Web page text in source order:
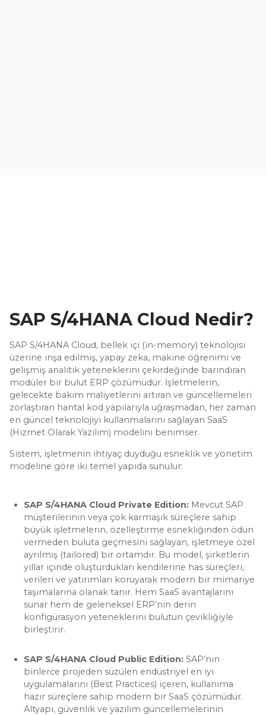
SAP S/4HANA Cloud Nedir?
SAP S/4HANA Cloud, bellek içi (in-memory) teknolojisi
üzerine inşa edilmiş, yapay zeka, makine öğrenimi ve
gelişmiş analitik yeteneklerini çekirdeğinde barındıran
modüler bir bulut ERP çözümüdür. İşletmelerin,
gelecekte bakım maliyetlerini artıran ve güncellemeleri
zorlaştıran hantal kod yapılarıyla uğraşmadan, her zaman
en güncel teknolojiyi kullanmalarını sağlayan SaaS
(Hizmet Olarak Yazılım) modelini benimser.
Sistem, işletmenin ihtiyaç duyduğu esneklik ve yönetim
modeline göre iki temel yapıda sunulur:
SAP S/4HANA Cloud Private Edition: Mevcut SAP
müşterilerinin veya çok karmaşık süreçlere sahip
büyük işletmelerin, özelleştirme esnekliğinden ödün
vermeden buluta geçmesini sağlayan, işletmeye özel
ayrılmış (tailored) bir ortamdır. Bu model, şirketlerin
yıllar içinde oluşturdukları kendilerine has süreçleri,
verileri ve yatırımları koruyarak modern bir mimariye
taşımalarına olanak tanır. Hem SaaS avantajlarını
sunar hem de geleneksel ERP’nin derin
konfigürasyon yeteneklerini bulutun çevikliğiyle
birleştirir.
SAP S/4HANA Cloud Public Edition:SAP’nin
binlerce projeden süzülen endüstriyel en iyi
uygulamalarını (Best Practices) içeren, kullanıma
hazır süreçlere sahip modern bir SaaS çözümüdür.
Altyapı, güvenlik ve yazılım güncellemelerinin